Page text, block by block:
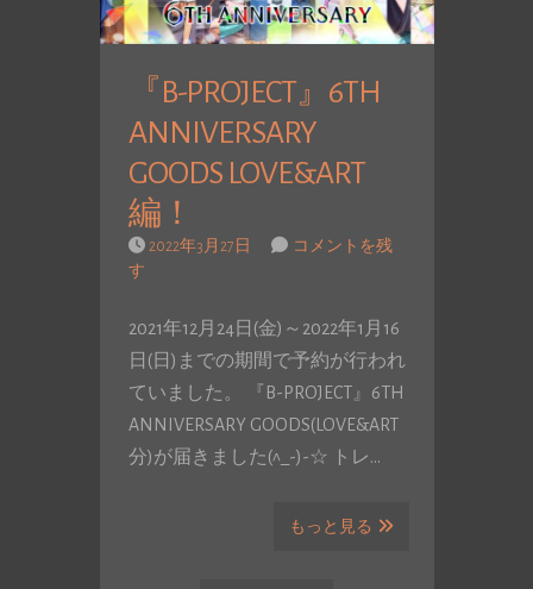
『B-PROJECT』6TH
ANNIVERSARY
GOODS LOVE&ART
編！
2022年3月27日
コメントを残
す
2021年12月24日(金)～2022年1月16
日(日)までの期間で予約が行われ
ていました。 『B-PROJECT』6TH
ANNIVERSARY GOODS(LOVE&ART
分)が届きました(^_-)-☆ トレ…
もっと見る